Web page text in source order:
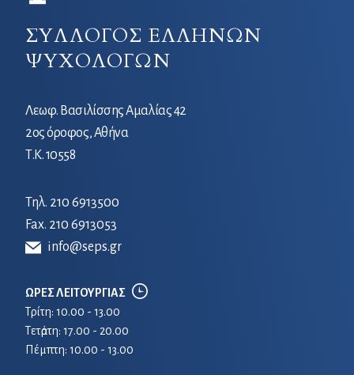
ΣΥΛΛΟΓΟΣ ΕΛΛΗΝΩΝ
ΨΥΧΟΛΟΓΩΝ
Λεωφ. Βασιλίσσης Αμαλίας 42
2ος όροφος, Αθήνα
Τ.Κ. 10558
Τηλ. 210 6913500
Fax. 210 6913053
info@seps.gr
ΩΡΕΣ ΛΕΙΤΟΥΡΓΙΑΣ
Τρίτη: 10.00 - 13.00
Τετἀρτη: 17.00 - 20.00
Πέμπτη: 10.00 - 13.00